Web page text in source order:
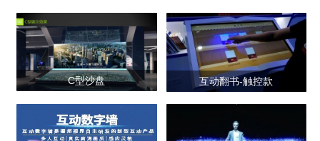
C型沙盘 互动翻书-触控款